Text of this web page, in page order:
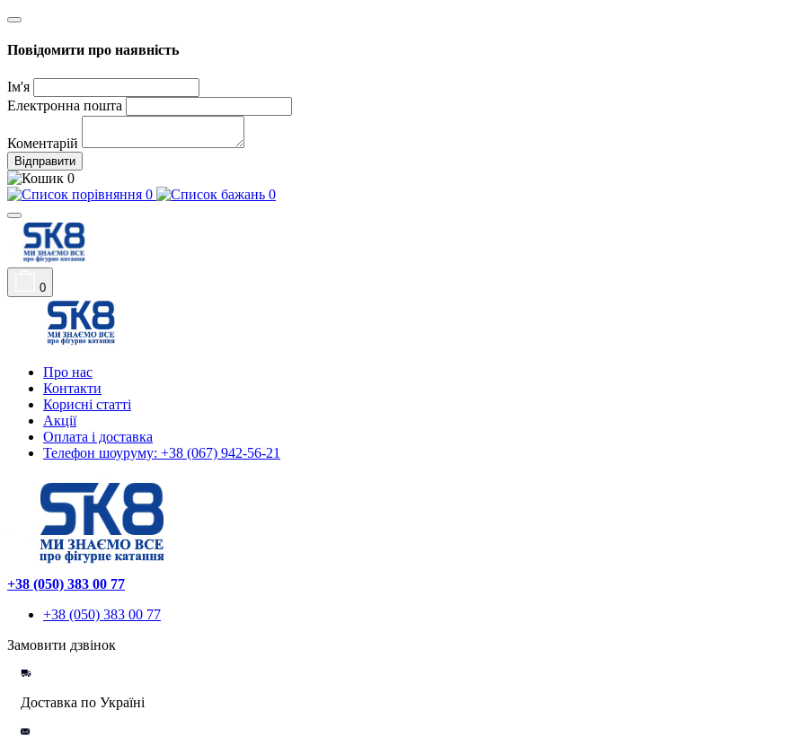
Повідомити про наявність
Ім'я
Електронна пошта
Коментарій
Відправити
0
0
0
0
Про нас
Контакти
Корисні статті
Акції
Оплата і доставка
Телефон шоуруму: +38 (067) 942-56-21
+38 (050) 383 00 77
+38 (050) 383 00 77
Замовити дзвінок
Доставка по Україні